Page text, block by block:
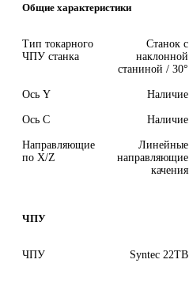
Общие характеристики
Тип токарного
ЧПУ станка
Станок с
наклонной
станиной / 30°
Ось Y Наличие
Ось C Наличие
Направляющие
по X/Z
Линейные
направляющие
качения
ЧПУ
ЧПУ Syntec 22TB